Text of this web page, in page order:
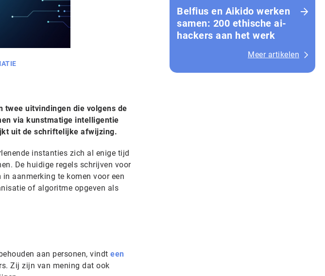
twee uitvindingen die volgens de
via kunstmatige intelligentie
uit de schriftelijke afwijzing.
instanties zich al enige tijd
De huidige regels schrijven voor
aanmerking te komen voor een
of algoritme opgeven als
aan personen, vindt een
Zij zijn van mening dat ook
Belfius en Aikido werken
samen: 200 ethische ai-
hackers aan het werk
Meer artikelen